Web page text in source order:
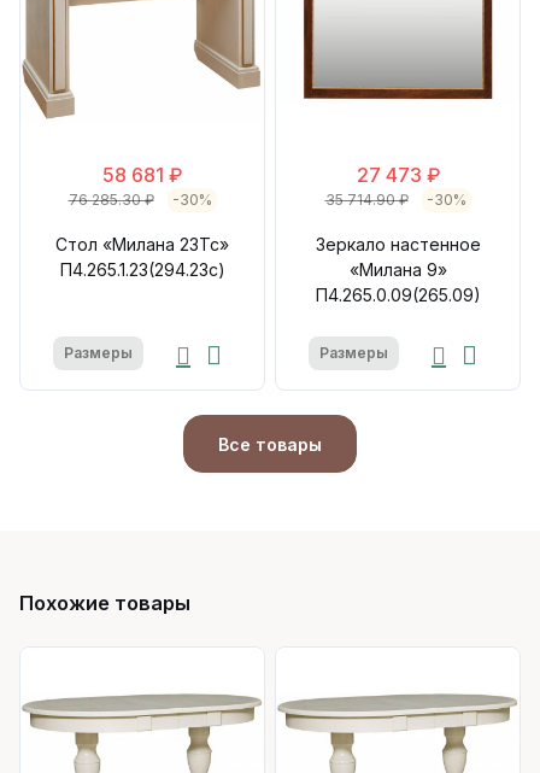
58 681 ₽
76 285.30 ₽ -30%
Стол «Милана 23Тс»
П4.265.1.23(294.23с)
Размеры
27 473 ₽
35 714.90 ₽ -30%
Зеркало настенное
«Милана 9»
П4.265.0.09(265.09)
Размеры
Все товары
Похожие товары